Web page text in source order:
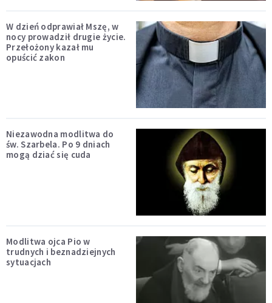
W dzień odprawiał Mszę, w
nocy prowadził drugie życie.
Przełożony kazał mu
opuścić zakon
Niezawodna modlitwa do
św. Szarbela. Po 9 dniach
mogą dziać się cuda
Modlitwa ojca Pio w
trudnych i beznadziejnych
sytuacjach